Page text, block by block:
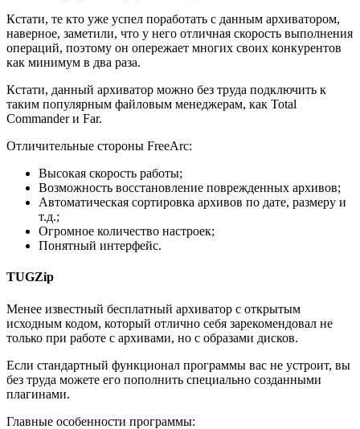
Кстати, те кто уже успел поработать с данным архиватором,
наверное, заметили, что у него отличная скорость выполнения
операций, поэтому он опережает многих своих конкурентов
как минимум в два раза.
Кстати, данный архиватор можно без труда подключить к
таким популярным файловым менеджерам, как Total
Commander и Far.
Отличительные стороны FreeArc:
Высокая скорость работы;
Возможность восстановление поврежденных архивов;
Автоматическая сортировка архивов по дате, размеру и
т.д.;
Огромное количество настроек;
Понятный интерфейс.
TUGZip
Менее известный бесплатный архиватор с открытым
исходным кодом, который отлично себя зарекомендовал не
только при работе с архивами, но с образами дисков.
Если стандартный функционал программы вас не устроит, вы
без труда можете его пополнить специально созданными
плагинами.
Главные особенности программы: